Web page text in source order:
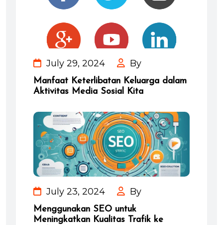
July 29, 2024 By
Manfaat Keterlibatan Keluarga dalam
Aktivitas Media Sosial Kita
July 23, 2024 By
Menggunakan SEO untuk
Meningkatkan Kualitas Trafik ke